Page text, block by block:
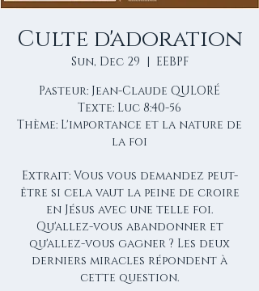
Culte d'adoration
Sun, Dec 29
  |
EEBPF
Pasteur: Jean-Claude QULORÉ
Texte: Luc 8:40-56
Thème: L'importance et la nature de
la foi
Extrait: Vous vous demandez peut-
être si cela vaut la peine de croire
en Jésus avec une telle foi.
Qu'allez-vous abandonner et
qu'allez-vous gagner ? Les deux
derniers miracles répondent à
cette question.